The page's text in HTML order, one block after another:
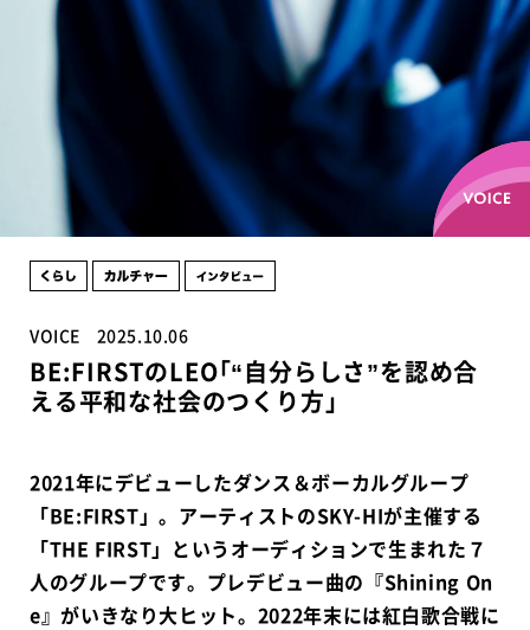
VOICE 2025.10.06
BE:FIRSTのLEO｢“自分らしさ”を認め合
える平和な社会のつくり方｣
2021年にデビューしたダンス＆ボーカルグループ
「BE:FIRST」。アーティストのSKY-HIが主催する
「THE FIRST」というオーディションで生まれた７
人のグループです。プレデビュー曲の『Shining On
e』がいきなり大ヒット。2022年末には紅白歌合戦に